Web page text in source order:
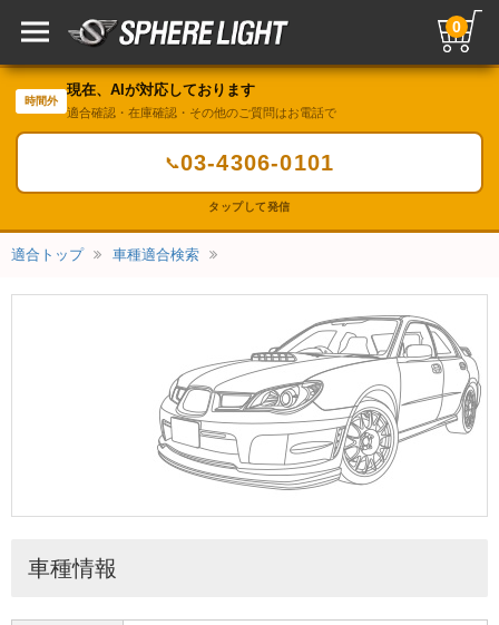
0
時間外
現在、AIが対応しております
適合確認・在庫確認・その他のご質問はお電話で
📞03-4306-0101
タップして発信
適合トップ 車種適合検索
車種情報